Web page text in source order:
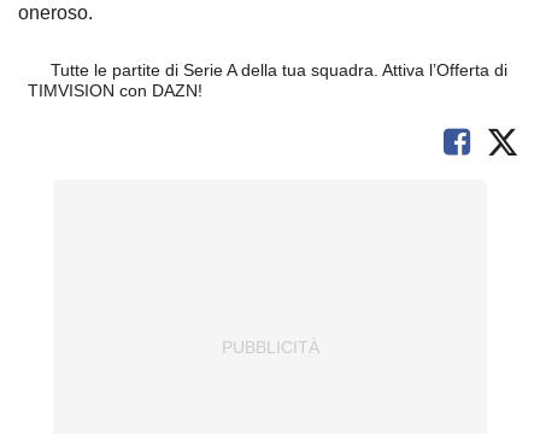
oneroso.
Tutte le partite di Serie A della tua squadra. Attiva l’Offerta di
TIMVISION con DAZN!